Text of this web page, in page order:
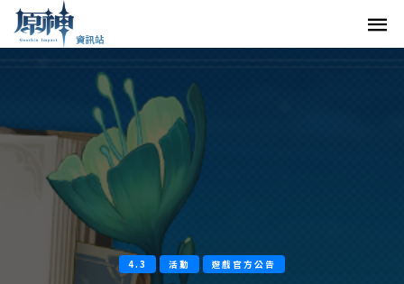
4.3 活動 遊戲官方公告